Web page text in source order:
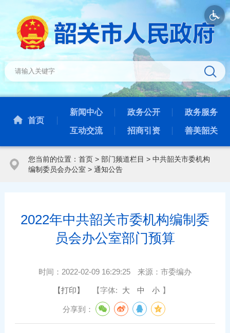
首页
新闻中心 政务公开 政务服务
互动交流 招商引资 善美韶关
您当前的位置： 首页> 部门频道栏目 > 中共韶关市委机构
编制委员会办公室 > 通知公告
2022年中共韶关市委机构编制委
员会办公室部门预算
时间： 2022-02-09 16:29:25 来源： 市委编办
【打印】 【字体: 大 中 小 】
分享到：